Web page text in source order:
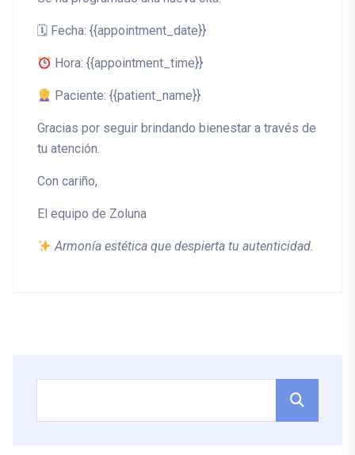
🗓 Fecha: {{appointment_date}}
Hora: {{appointment_time}}
Paciente: {{patient_name}}
Gracias por seguir brindando bienestar a través de
tu atención.
Con cariño,
El equipo de Zoluna
Armonía estética que despierta tu autenticidad.